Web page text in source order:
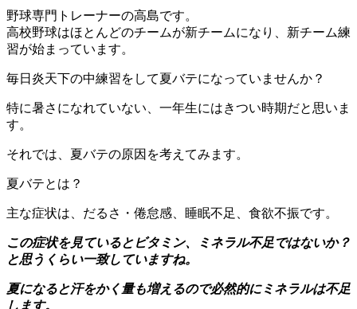
野球専門トレーナーの高島です。
高校野球はほとんどのチームが新チームになり、新チーム練
習が始まっています。
毎日炎天下の中練習をして夏バテになっていませんか？
特に暑さになれていない、一年生にはきつい時期だと思いま
す。
それでは、夏バテの原因を考えてみます。
夏バテとは？
主な症状は、だるさ・倦怠感、睡眠不足、食欲不振です。
この症状を見ているとビタミン、ミネラル不足ではないか？
と思うくらい一致していますね。
夏になると汗をかく量も増えるので必然的にミネラルは不足
します。